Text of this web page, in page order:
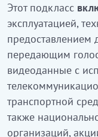
Бұл ішкі класқа
сондай-ақ
және (немесе)
холдингке
пайдаланумен
немесе
басқарумен,
Этот подкласс
эксплуатацией,
предоставлением
передающим
видеоданные с
транспортной
также
организаций,